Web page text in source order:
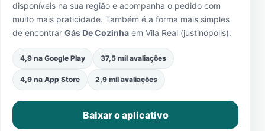
disponíveis na sua região e acompanha o pedido com
muito mais praticidade. Também é a forma mais simples
de encontrar Gás De Cozinha em Vila Real (justinópolis).
4,9 na Google Play 37,5 mil avaliações
4,9 na App Store 2,9 mil avaliações
Baixar o aplicativo